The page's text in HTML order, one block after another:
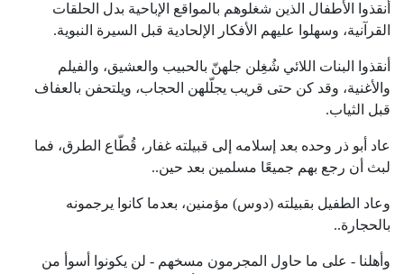
أنقذوا الأطفال الذين شغلوهم بالمواقع الإباحية بدل الحلقات
القرآنية، وسهلوا عليهم الأفكار الإلحادية قبل السيرة النبوية.
أنقذوا البنات اللائي شُغِلن جلهنّ بالحبيب والعشيق، والفيلم
والأغنية، وقد كن حتى قريب يجلّلهن الحجاب، ويلتحفن بالعفاف
قبل الثياب.
عاد أبو ذر وحده بعد إسلامه إلى قبيلته غفار، قُطّاع الطرق، فما
لبث أن رجع بهم جميعًا مسلمين بعد حين..
وعاد الطفيل بقبيلته (دوس) مؤمنين، بعدما كانوا يرجمونه
بالحجارة..
وأهلنا - على ما حاول المجرمون مسخهم - لن يكونوا أسوأ من